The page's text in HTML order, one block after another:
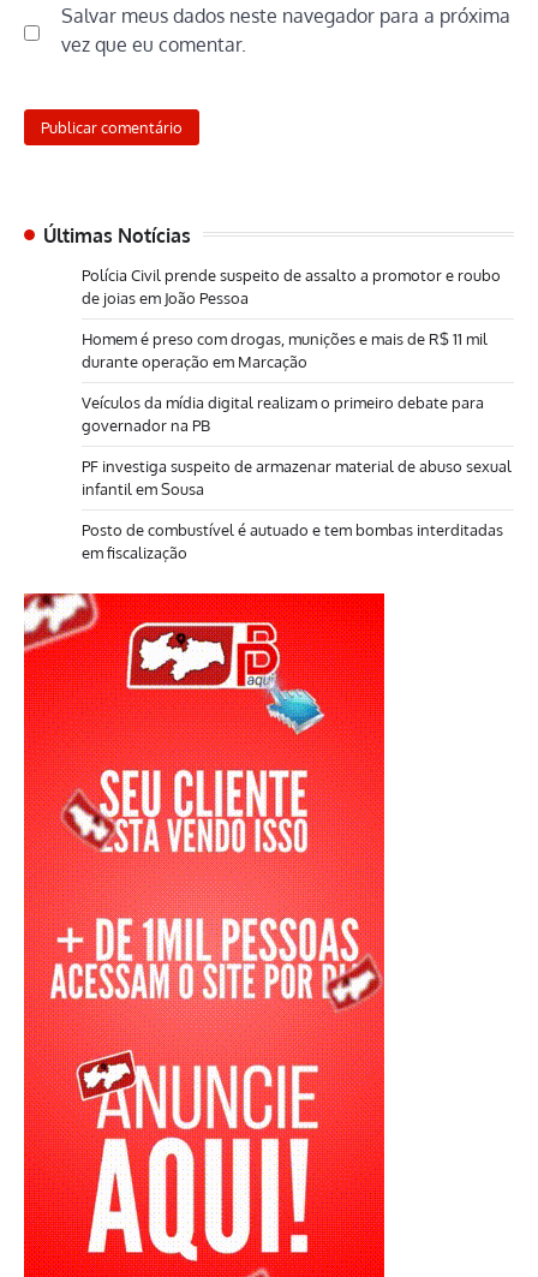
Salvar meus dados neste navegador para a próxima
vez que eu comentar.
Últimas Notícias
Polícia Civil prende suspeito de assalto a promotor e roubo
de joias em João Pessoa
Homem é preso com drogas, munições e mais de R$ 11 mil
durante operação em Marcação
Veículos da mídia digital realizam o primeiro debate para
governador na PB
PF investiga suspeito de armazenar material de abuso sexual
infantil em Sousa
Posto de combustível é autuado e tem bombas interditadas
em fiscalização